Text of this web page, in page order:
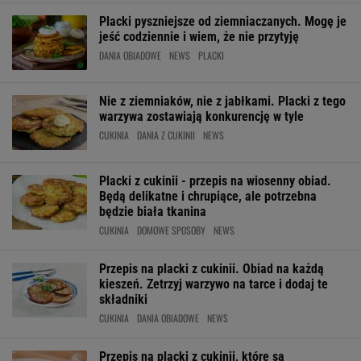
Placki pyszniejsze od ziemniaczanych. Mogę je
jeść codziennie i wiem, że nie przytyję
DANIA OBIADOWE NEWS PLACKI
Nie z ziemniaków, nie z jabłkami. Placki z tego
warzywa zostawiają konkurencję w tyle
CUKINIA DANIA Z CUKINII NEWS
Placki z cukinii - przepis na wiosenny obiad.
Będą delikatne i chrupiące, ale potrzebna
będzie biała tkanina
CUKINIA DOMOWE SPOSOBY NEWS
Przepis na placki z cukinii. Obiad na każdą
kieszeń. Zetrzyj warzywo na tarce i dodaj te
składniki
CUKINIA DANIA OBIADOWE NEWS
Przepis na placki z cukinii, które są